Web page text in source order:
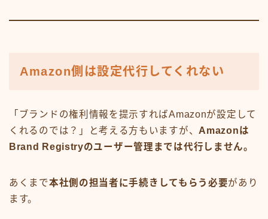
Amazon側は設定代行してくれない
「ブランドの権利情報を提示すればAmazonが設定して
くれるのでは？」と考える方もいますが、 Amazonは
Brand Registryのユーザー管理までは代行しません。
あくまで本社側の担当者に手続きしてもらう必要があり
ます。